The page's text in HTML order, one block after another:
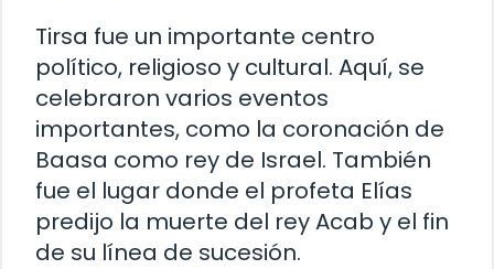
Tirsa fue un importante centro
político, religioso y cultural. Aquí, se
celebraron varios eventos
importantes, como la coronación de
Baasa como rey de Israel. También
fue el lugar donde el profeta Elías
predijo la muerte del rey Acab y el fin
de su línea de sucesión.